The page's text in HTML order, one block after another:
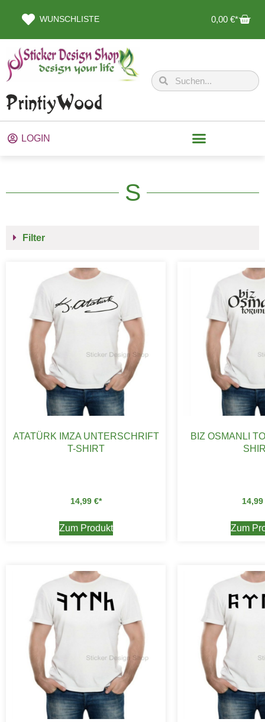
WUNSCHLISTE 0,00 €
LOGIN
S
Filter
ATATÜRK IMZA UNTERSCHRIFT
T-SHIRT
14,99 €
Zum Produkt
BIZ OSMANLI
14,99
Zum